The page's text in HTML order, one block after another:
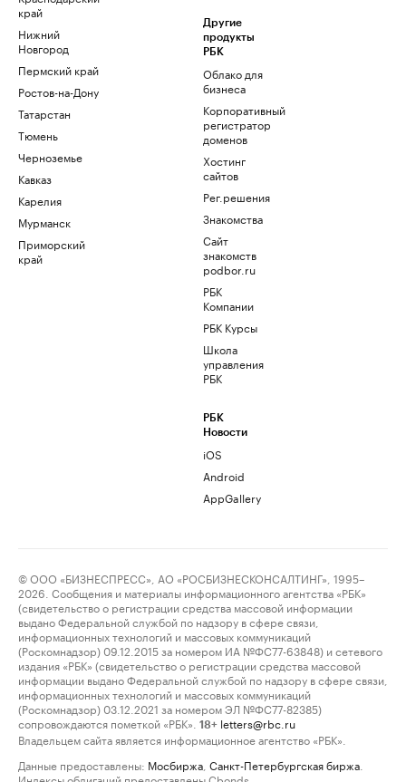
край
Нижний
Новгород
Пермский край
Ростов-на-Дону
Татарстан
Тюмень
Черноземье
Кавказ
Карелия
Мурманск
Приморский
край
Другие
продукты
РБК
Облако для
бизнеса
Корпоративный
регистратор
доменов
Хостинг
сайтов
Рег.решения
Знакомства
Сайт
знакомств
podbor.ru
РБК
Компании
РБК Курсы
Школа
управления
РБК
РБК
Новости
iOS
Android
AppGallery
© ООО «БИЗНЕСПРЕСС», АО «РОСБИЗНЕСКОНСАЛТИНГ», 1995–
2026. Сообщения и материалы информационного агентства «РБК»
(свидетельство о регистрации средства массовой информации
выдано Федеральной службой по надзору в сфере связи,
информационных технологий и массовых коммуникаций
(Роскомнадзор) 09.12.2015 за номером ИА №ФС77-63848) и сетевого
издания «РБК» (свидетельство о регистрации средства массовой
информации выдано Федеральной службой по надзору в сфере связи,
информационных технологий и массовых коммуникаций
(Роскомнадзор) 03.12.2021 за номером ЭЛ №ФС77-82385)
сопровождаются пометкой «РБК».
18+ letters@rbc.ru
Владельцем сайта является информационное агентство «РБК».
Данные предоставлены: Мосбиржа Санкт-Петербургская биржа